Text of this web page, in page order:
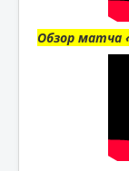
Обзор матча